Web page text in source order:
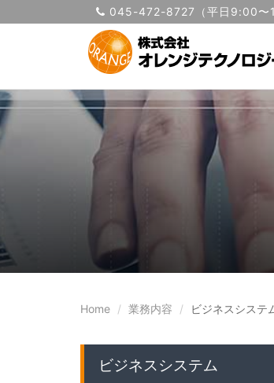
045-472-8727 （平日9:00〜
Home 業務内容 ビジネスシステ
ビジネスシステム